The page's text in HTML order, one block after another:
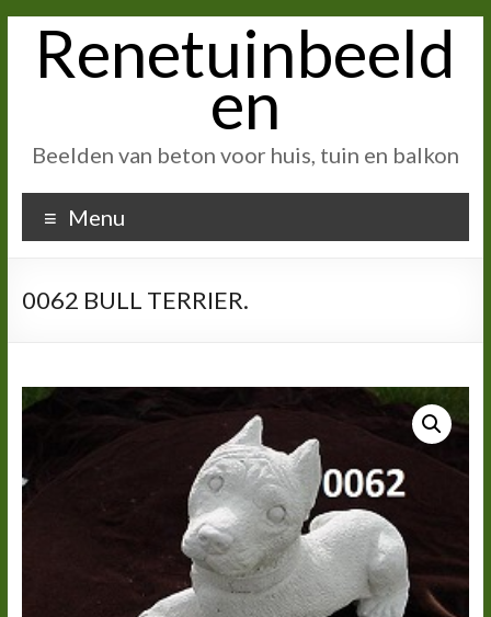
inhoudRenetuinbeeld
en
Beelden van beton voor huis, tuin en balkon
Menu
0062 BULL TERRIER.